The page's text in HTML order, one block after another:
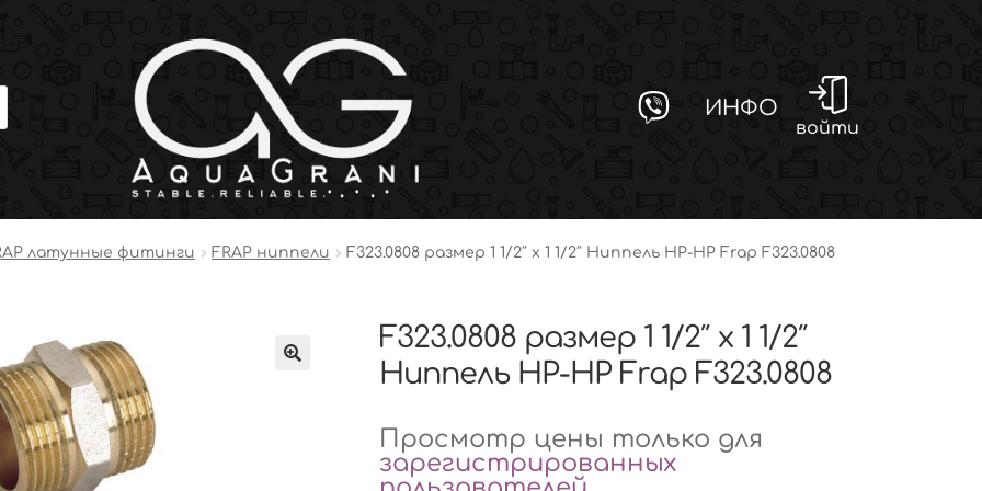
ИНФО
войти
латунные фитинги FRAP ниппели F323.0808 размер 1 1/2″ x 1 1/2″ Ниппель НР-НР Frap F323.0808
F323.0808 размер 1 1/2″ x 1 1/2″
Ниппель НР-НР Frap F323.0808
Просмотр цены только для
зарегистрированных